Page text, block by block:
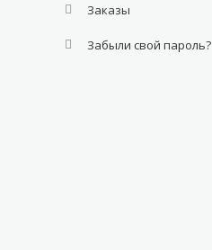
Заказы
Забыли свой пароль?